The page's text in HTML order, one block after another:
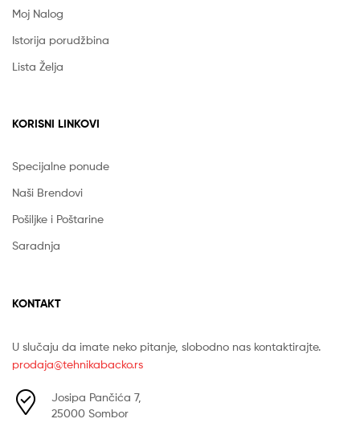
Moj Nalog
Istorija porudžbina
Lista Želja
KORISNI LINKOVI
Specijalne ponude
Naši Brendovi
Pošiljke i Poštarine
Saradnja
KONTAKT
U slučaju da imate neko pitanje, slobodno nas kontaktirajte.
prodaja@tehnikabacko.rs
Josipa Pančića 7,
25000 Sombor